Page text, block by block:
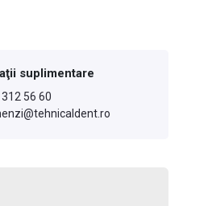
suplimentare
56 60